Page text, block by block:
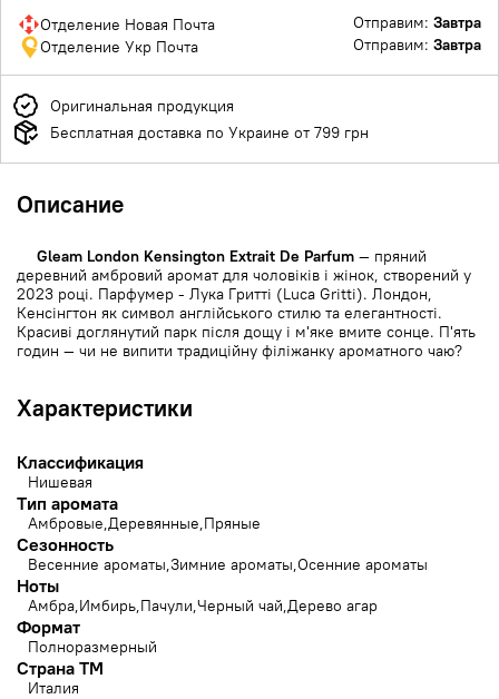
Отделение Новая Почта Отправим: Завтра
Отделение Укр Почта
Отправим: Завтра
Оригинальная продукция
Бесплатная доставка по Украине от 799 грн
Описание
Gleam London Kensington Extrait De Parfum — пряний
деревний амбровий аромат для чоловіків і жінок, створений у
2023 році. Парфумер - Лука Гритті (Luca Gritti). Лондон,
Кенсінгтон як символ англійського стилю та елегантності.
Красиві доглянутий парк після дощу і м'яке вмите сонце. П'ять
годин — чи не випити традиційну філіжанку ароматного чаю?
Характеристики
Классификация
Нишевая
Тип аромата
Амбровые Деревянные Пряные
Сезонность
Весенние ароматы Зимние ароматы Осенние ароматы
Ноты
Амбра Имбирь Пачули Черный чай Дерево агар
Формат
Полноразмерный
Страна ТМ
Италия